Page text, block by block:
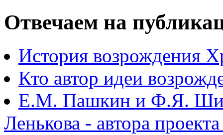
Отвечаем на
История возрождения
Кто автор идеи
Е.М. Пашкин и Ф.Я.
Ленькова - автора